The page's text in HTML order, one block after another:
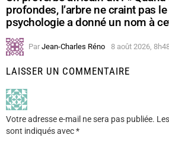
profondes, l’arbre ne craint pas le
psychologie a donné un nom à
Par Jean-Charles Réno 8 août 2026,
LAISSER UN COMMENTAIRE
Votre adresse e-mail ne sera pas publiée.
sont indiqués avec*